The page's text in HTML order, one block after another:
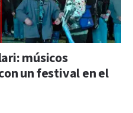
músicos
un festival en el